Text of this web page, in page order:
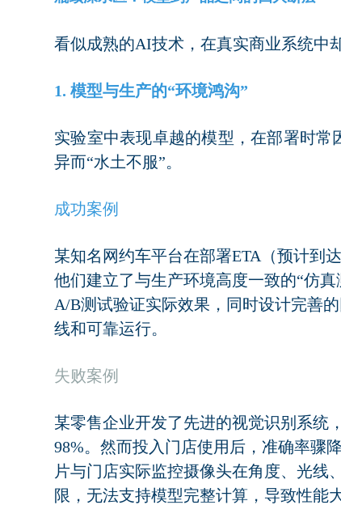
看似成熟的AI技术，在真实商业系统中
1. 模型与生产的“环境鸿沟”
实验室中表现卓越的模型，在部署时
异而“水土不服”。
成功案例
某知名网约车平台在部署ETA（预计到
他们建立了与生产环境高度一致的“仿
A/B测试验证实际效果，同时设计完善
线和可靠运行。
失败案例
某零售企业开发了先进的视觉识别系统
98%。然而投入门店使用后，准确率骤
片与门店实际监控摄像头在角度、光线
限，无法支持模型完整计算，导致性能